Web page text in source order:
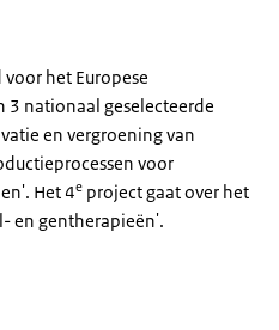
het Europese
3 nationaal geselecteerde
en vergroening van
voor
Het 4e project gaat over het
en gentherapieën'.